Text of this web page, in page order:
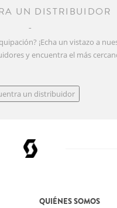
UN DISTRIBUIDOR
¡Echa un vistazo a
y encuentra el más
un distribuidor
QUIÉNES SOMOS